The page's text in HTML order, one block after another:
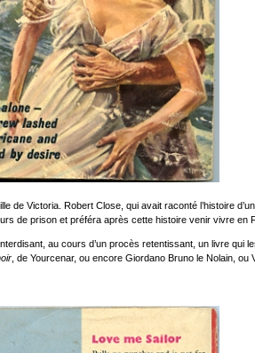
de Victoria. Robert Close, qui avait raconté l’histoire
de prison et préféra après cette histoire venir vivre en
au cours d’un procès retentissant, un livre qui
, de Yourcenar, ou encore Giordano Bruno le Nolain,